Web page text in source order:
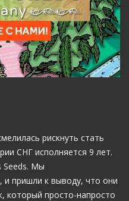
рискнуть стать
СНГ исполняется 9 лет.
Seeds. Мы
и пришли к выводу, что они
который просто-напросто